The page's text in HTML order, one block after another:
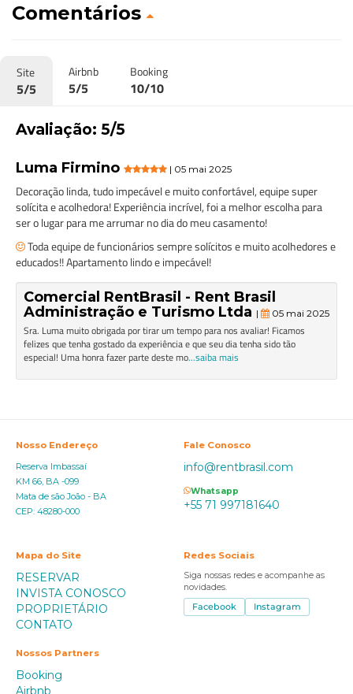
Comentários
Site
5/5
Airbnb
5/5
Booking
10/10
Avaliação: 5/5
Luma Firmino | 05 mai 2025
Decoração linda, tudo impecável e muito confortável, equipe super
solícita e acolhedora! Experiência incrível, foi a melhor escolha para
ser o lugar para me arrumar no dia do meu casamento!
Toda equipe de funcionários sempre solícitos e muito acolhedores e
educados!! Apartamento lindo e impecável!
Comercial RentBrasil - Rent Brasil
Administração e Turismo Ltda | 05 mai 2025
Sra. Luma muito obrigada por tirar um tempo para nos avaliar! Ficamos
felizes que tenha gostado da experiência e que seu dia tenha sido tão
especial! Uma honra fazer parte deste mo...saiba mais
Nosso Endereço
Reserva Imbassaí
KM 66, BA -099
Mata de são João - BA
CEP: 48280-000
Fale Conosco
info@rentbrasil.com
Whatsapp
+55 71 997181640
Mapa do Site
RESERVAR
INVISTA CONOSCO
PROPRIETÁRIO
CONTATO
Redes Sociais
Siga nossas redes e acompanhe as
novidades.
Facebook
Instagram
Nossos Partners
Booking
Airbnb